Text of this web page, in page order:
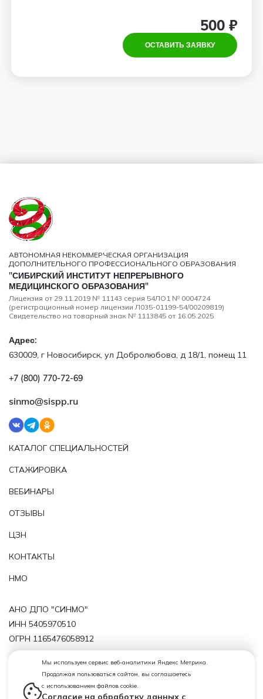
500 ₽
ОСТАВИТЬ ЗАЯВКУ
Мы используем сервис веб-аналитики Яндекс Метрика.
Продолжая пользоваться сайтом, вы соглашаетесь
с использованием файлов cookie.
Согласие на обработку данных с
АВТОНОМНАЯ НЕКОММЕРЧЕСКАЯ ОРГАНИЗАЦИЯ
ДОПОЛНИТЕЛЬНОГО ПРОФЕССИОНАЛЬНОГО ОБРАЗОВАНИЯ
"СИБИРСКИЙ ИНСТИТУТ НЕПРЕРЫВНОГО
МЕДИЦИНСКОГО ОБРАЗОВАНИЯ"
Лицензия от 29.11.2019 № 11143 серия 54ЛО1 № 0004724
(регистрационный номер лицензии Л035-01199-54/00209819)
Свидетельство на товарный знак № 1113845 от 16.05.2025
Адрес:
630009, г Новосибирск, ул Добролюбова, д 18/1, помещ 11
+7 (800) 770‑72‑69
sinmo@sispp.ru
КАТАЛОГ СПЕЦИАЛЬНОСТЕЙ
СТАЖИРОВКА
ВЕБИНАРЫ
ОТЗЫВЫ
ЦЗН
КОНТАКТЫ
НМО
АНО ДПО "СИНМО"
ИНН 5405970510
ОГРН 1165476058912
Политика обработки персональных данных
Лицензия от 29.11.2019 № 11143 серия 54ЛО1 № 0004724
(регистрационный номер лицензии Л035-01199-